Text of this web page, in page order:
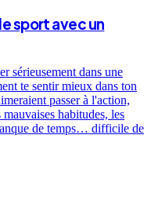
sport avec un
sérieusement dans une
te sentir mieux dans ton
passer à l'action,
habitudes, les
de temps… difficile de